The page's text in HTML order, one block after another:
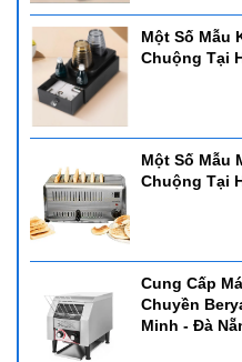
Một Số Mẫu
Chuộng Tại
Một Số Mẫu
Chuộng Tại
Cung Cấp
Chuyền
Minh - Đà